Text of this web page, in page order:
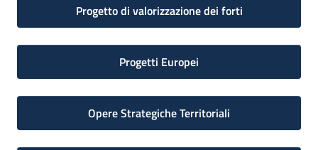
Progetto di valorizzazione dei forti
Progetti Europei
Opere Strategiche Territoriali